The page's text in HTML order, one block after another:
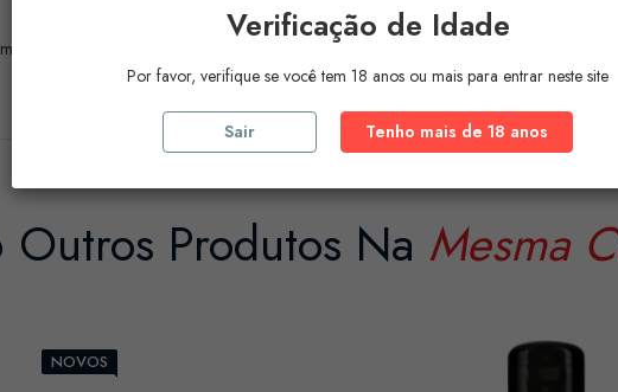
CE
Outros Produtos Na Mesma
NOVOS
Verificação de Idade
Por favor, verifique se você tem 18 anos ou mais para entrar neste site
Sair Tenho mais de 18 anos